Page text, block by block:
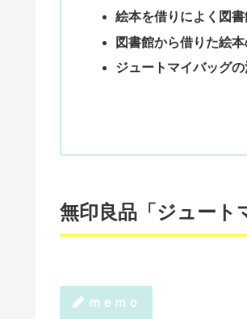
絵本を借りによく図書
図書館から借りた絵
ジュートマイバッグ
無印良品「ジュート
ｍｅｍｏ